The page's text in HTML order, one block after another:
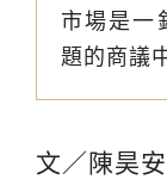
市場是一
題的商議
文／陳昊安